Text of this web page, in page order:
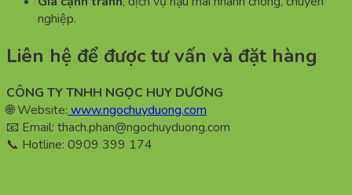
nghiệp.
Liên hệ để được tư vấn và đặt hàng
CÔNG TY TNHH NGỌC HUY DƯƠNG
🌐 Website: www.ngochuyduong.com
📧 Email: thach.phan@ngochuyduong.com
📞 Hotline: 0909 399 174